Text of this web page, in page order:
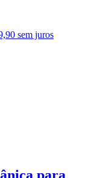
sem juros